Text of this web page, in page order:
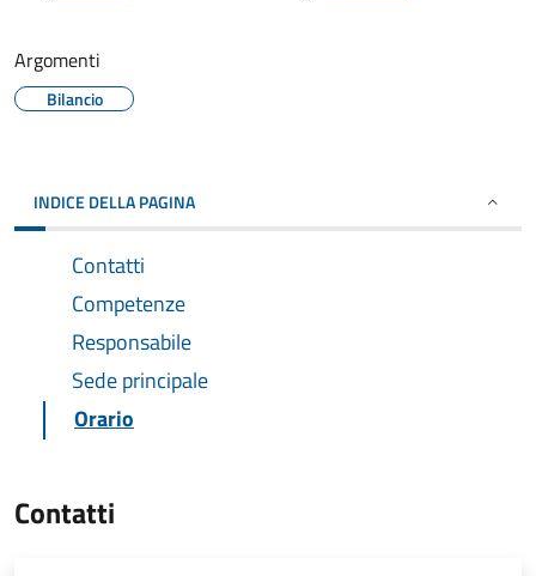
Argomenti
Bilancio
INDICE DELLA PAGINA
Contatti
Competenze
Responsabile
Sede principale
Orario
Contatti